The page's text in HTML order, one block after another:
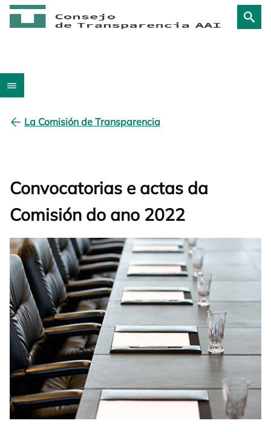
La Comisión de Transparencia
Convocatorias e actas da
Comisión do ano 2022